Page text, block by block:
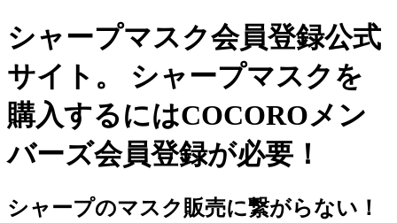
シャープマスク会員登録公式
サイト。 シャープマスクを
購入するにはCOCOROメン
バーズ会員登録が必要！
シャープのマスク販売に繋がらない！